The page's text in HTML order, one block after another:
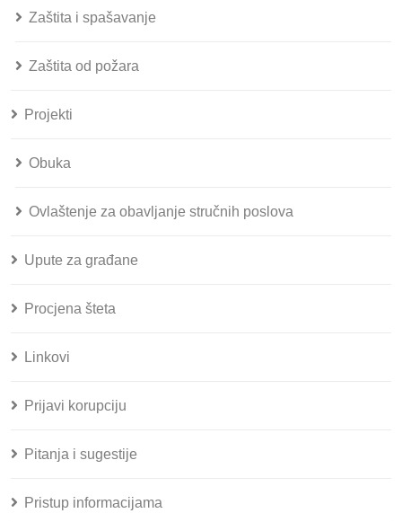
Zaštita i spašavanje
Zaštita od požara
Projekti
Obuka
Ovlaštenje za obavljanje stručnih poslova
Upute za građane
Procjena šteta
Linkovi
Prijavi korupciju
Pitanja i sugestije
Pristup informacijama